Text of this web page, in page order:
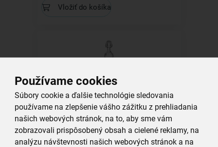
Používame cookies
Súbory cookie a ďalšie technológie sledovania
používame na zlepšenie vášho zážitku z prehliadania
našich webových stránok, na to, aby sme vám
zobrazovali prispôsobený obsah a cielené reklamy, na
analýzu návštevnosti našich webových stránok a na
Vložiť do košíka
skladom
3,99 €
Vložiť do košíka